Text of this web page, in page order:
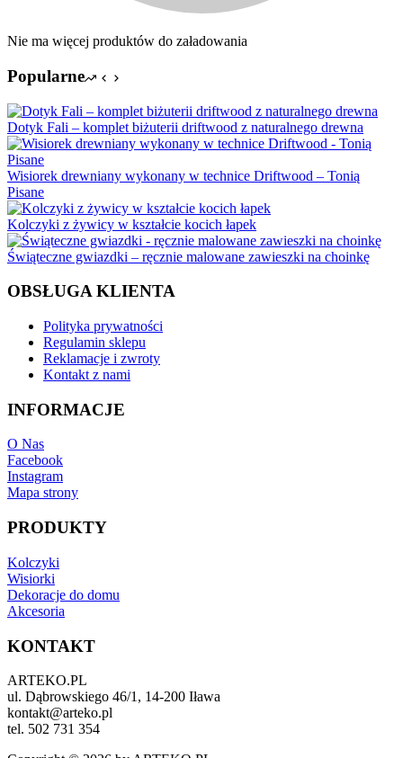
Nie ma więcej produktów do załadowania
Popularne
Dotyk Fali – komplet biżuterii driftwood z naturalnego drewna
Wisiorek drewniany wykonany w technice Driftwood – Tonią
Pisane
Kolczyki z żywicy w kształcie kocich łapek
Świąteczne gwiazdki – ręcznie malowane zawieszki na choinkę
OBSŁUGA KLIENTA
Polityka prywatności
Regulamin sklepu
Reklamacje i zwroty
Kontakt z nami
INFORMACJE
O Nas
Facebook
Instagram
Mapa strony
PRODUKTY
Kolczyki
Wisiorki
Dekoracje do domu
Akcesoria
KONTAKT
ARTEKO.PL
ul. Dąbrowskiego 46/1, 14-200 Iława
kontakt@arteko.pl
tel. 502 731 354